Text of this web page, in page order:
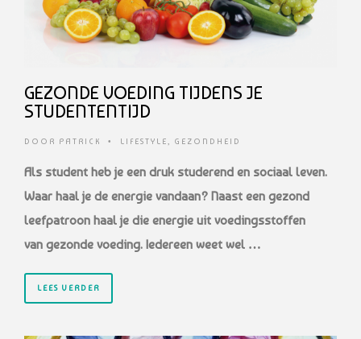
GEZONDE VOEDING TIJDENS JE
STUDENTENTIJD
DOOR PATRICK • LIFESTYLE, GEZONDHEID
Als student heb je een druk studerend en sociaal leven.
Waar haal je de energie vandaan? Naast een gezond
leefpatroon haal je die energie uit voedingsstoffen
van gezonde voeding. Iedereen weet wel …
LEES VERDER